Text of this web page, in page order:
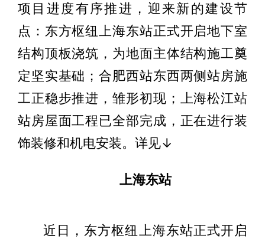
项目进度有序推进，迎来新的建设节
点：东方枢纽上海东站正式开启地下室
结构顶板浇筑，为地面主体结构施工奠
定坚实基础；合肥西站东西两侧站房施
工正稳步推进，雏形初现；上海松江站
站房屋面工程已全部完成，正在进行装
饰装修和机电安装。详见↓
上海东站
近日，东方枢纽上海东站正式开启